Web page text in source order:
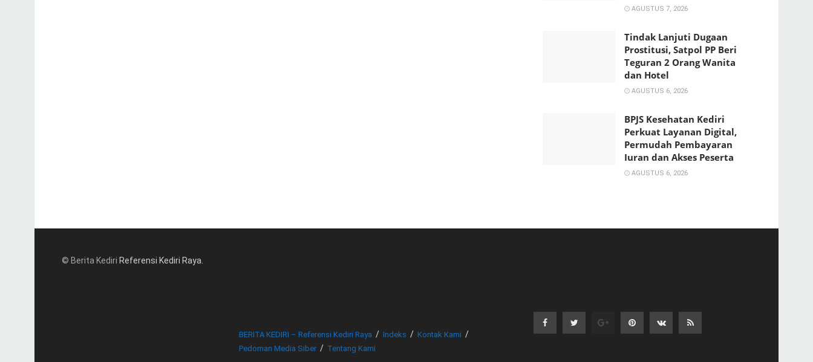
AGUSTUS 7, 2026
Tindak Lanjuti Dugaan
Prostitusi, Satpol PP Beri
Teguran 2 Orang Wanita
dan Hotel
AGUSTUS 6, 2026
BPJS Kesehatan Kediri
Perkuat Layanan Digital,
Permudah Pembayaran
Iuran dan Akses Peserta
AGUSTUS 6, 2026
© Berita Kediri Referensi Kediri Raya.
BERITA KEDIRI – Referensi Kediri Raya Indeks
Kontak Kami
Pedoman Media Siber
Tentang Kami